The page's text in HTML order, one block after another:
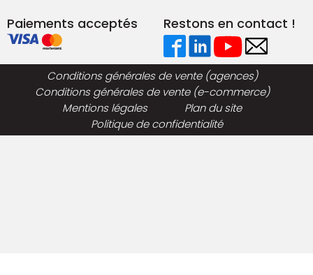
Paiements acceptés Restons en contact !
Conditions générales de vente (agences)
Conditions générales de vente (e-commerce)
Mentions légales
Plan du site
Politique de confidentialité